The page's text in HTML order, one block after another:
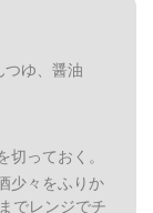
つゆ、醤油
っておく。
少々をふりか
でレンジでチ